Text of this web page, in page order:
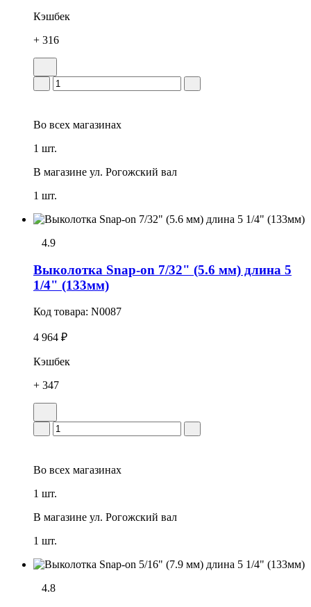
Кэшбек
+ 316
Во всех магазинах
1 шт.
В магазине ул. Рогожский вал
1 шт.
4.9
Выколотка Snap-on 7/32" (5.6 мм) длина 5
1/4" (133мм)
Код товара: N0087
4 964 ₽
Кэшбек
+ 347
Во всех магазинах
1 шт.
В магазине ул. Рогожский вал
1 шт.
4.8